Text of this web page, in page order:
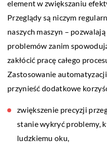
element w zwiększaniu
Przeglądy są niczym
naszych maszyn –
problemów zanim
zakłócić pracę całego
Zastosowanie
przynieść dodatkowe
zwiększenie precyzji
stanie wykryć problemy,
ludzkiemu oku,